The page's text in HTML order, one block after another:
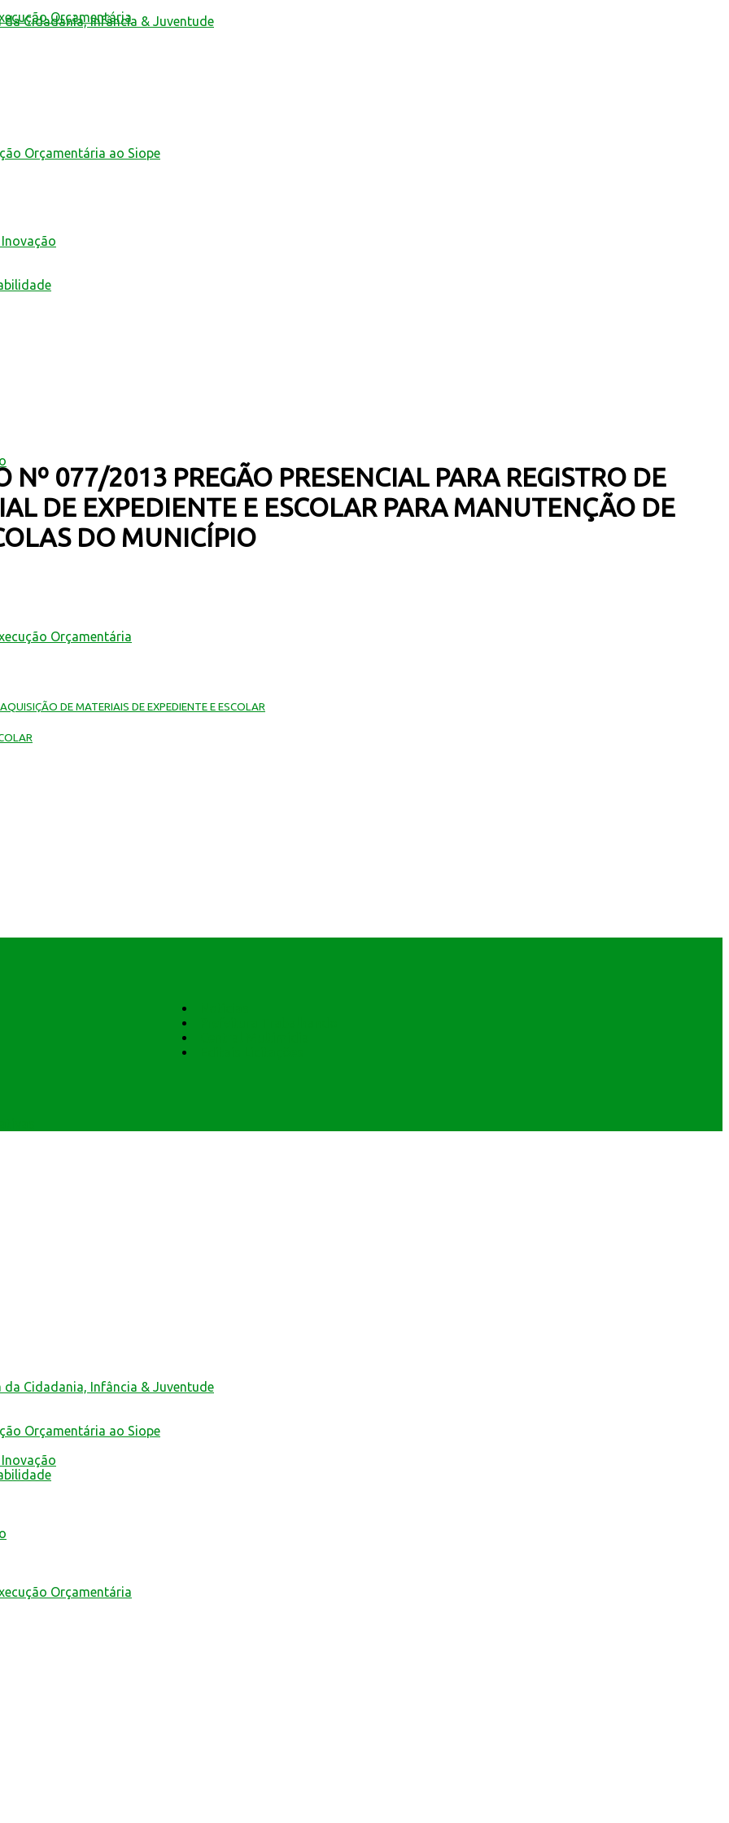
Orçamentária
Cidadania, Infância & Juventude
Orçamentária ao Siope
Orçamentária
Nº 077/2013 PREGÃO PRESENCIAL PARA REGISTRO DE
DE EXPEDIENTE E ESCOLAR PARA MANUTENÇÃO DE
DO MUNICÍPIO
DE MATERIAIS DE EXPEDIENTE E ESCOLAR
Cidadania, Infância & Juventude
Orçamentária ao Siope
Orçamentária